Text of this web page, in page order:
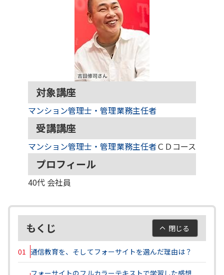
対象講座
マンション管理士・管理業務主任者
受講講座
マンション管理士・管理業務主任者ＣＤコース
プロフィール
40代 会社員
もくじ 閉じる
01 通信教育を、そしてフォーサイトを選んだ理由は？
フォーサイトのフルカラーテキストで学習した感想